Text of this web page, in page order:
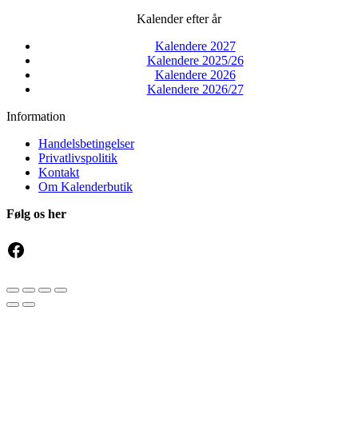
Kalender efter år
Kalendere 2027
Kalendere 2025/26
Kalendere 2026
Kalendere 2026/27
Information
Handelsbetingelser
Privatlivspolitik
Kontakt
Om Kalenderbutik
Følg os her
Facebook